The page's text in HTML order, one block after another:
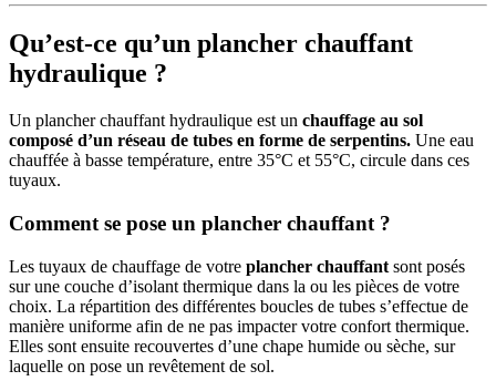
Qu’est-ce qu’un plancher chauffant
hydraulique ?
Un plancher chauffant hydraulique est un chauffage au sol
composé d’un réseau de tubes en forme de serpentins. Une eau
chauffée à basse température, entre 35°C et 55°C, circule dans ces
tuyaux.
Comment se pose un plancher chauffant ?
Les tuyaux de chauffage de votre plancher chauffant sont posés
sur une couche d’isolant thermique dans la ou les pièces de votre
choix. La répartition des différentes boucles de tubes s’effectue de
manière uniforme afin de ne pas impacter votre confort thermique.
Elles sont ensuite recouvertes d’une chape humide ou sèche, sur
laquelle on pose un revêtement de sol.